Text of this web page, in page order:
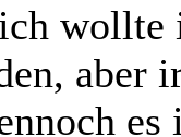
wollte
aber